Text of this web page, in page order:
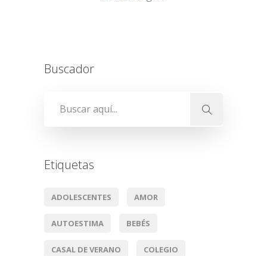
Buscador
Etiquetas
ADOLESCENTES AMOR
AUTOESTIMA BEBÉS
CASAL DE VERANO COLEGIO